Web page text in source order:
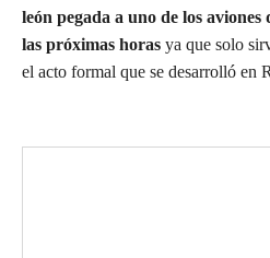
león pegada a uno de los
las próximas horas ya que solo
el acto formal que se desarrolló en